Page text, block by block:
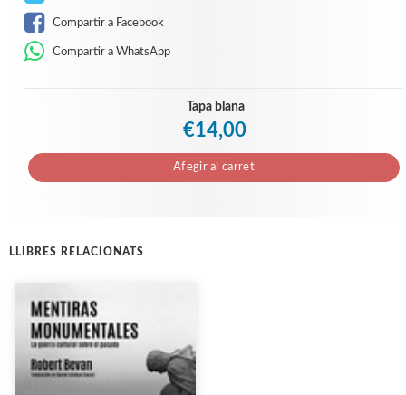
Compartir a Facebook
Compartir a WhatsApp
Tapa blana
€14,00
Afegir al carret
LLIBRES RELACIONATS